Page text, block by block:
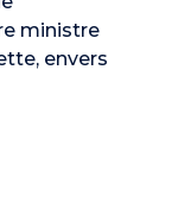
ministre
envers